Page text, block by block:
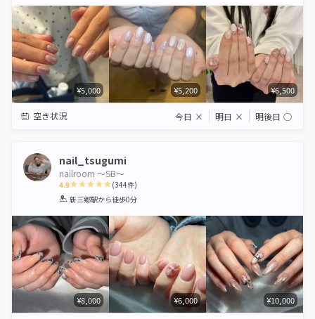
¥5,000 ¥5,200 ¥6,500
空き状況 今日 × 明日 × 明後日 ◯
nail_tsugumi
nailroom ～SB～
4.9
1 2 3 4 5
(344件)
新三郷駅から徒歩0分
¥8,000 ¥6,000 ¥10,000